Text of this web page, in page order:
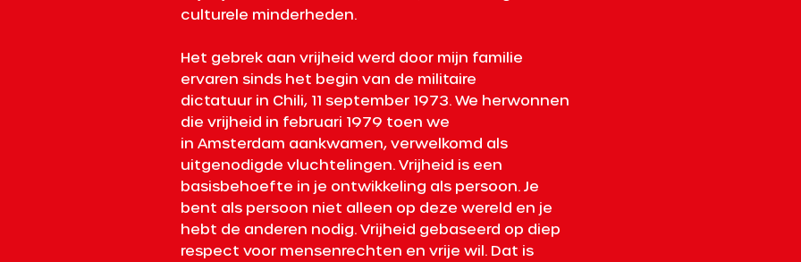
culturele minderheden.
Het gebrek aan vrijheid werd door mijn familie
ervaren sinds het begin van de militaire
dictatuur in Chili, 11 september 1973. We herwonnen
die vrijheid in februari 1979 toen we
in Amsterdam aankwamen, verwelkomd als
uitgenodigde vluchtelingen. Vrijheid is een
basisbehoefte in je ontwikkeling als persoon. Je
bent als persoon niet alleen op deze wereld en je
hebt de anderen nodig. Vrijheid gebaseerd op diep
respect voor mensenrechten en vrije wil. Dat is